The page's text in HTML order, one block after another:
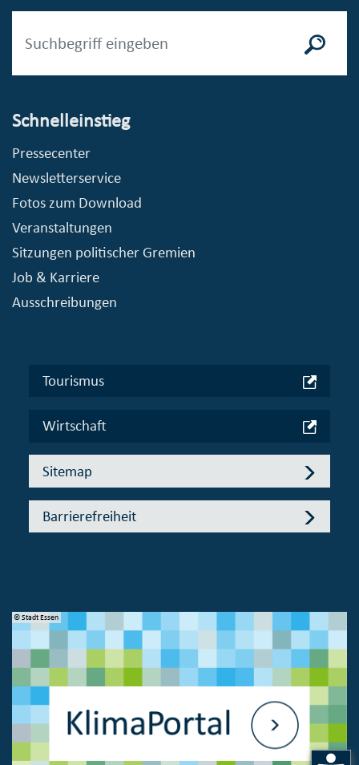
Schnelleinstieg
Pressecenter
Newsletterservice
Fotos zum Download
Veranstaltungen
Sitzungen politischer Gremien
Job & Karriere
Ausschreibungen
Tourismus
Wirtschaft
Sitemap
Barrierefreiheit
© Stadt Essen